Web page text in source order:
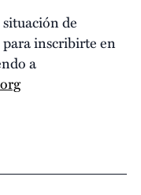
de
inscribirte en
a